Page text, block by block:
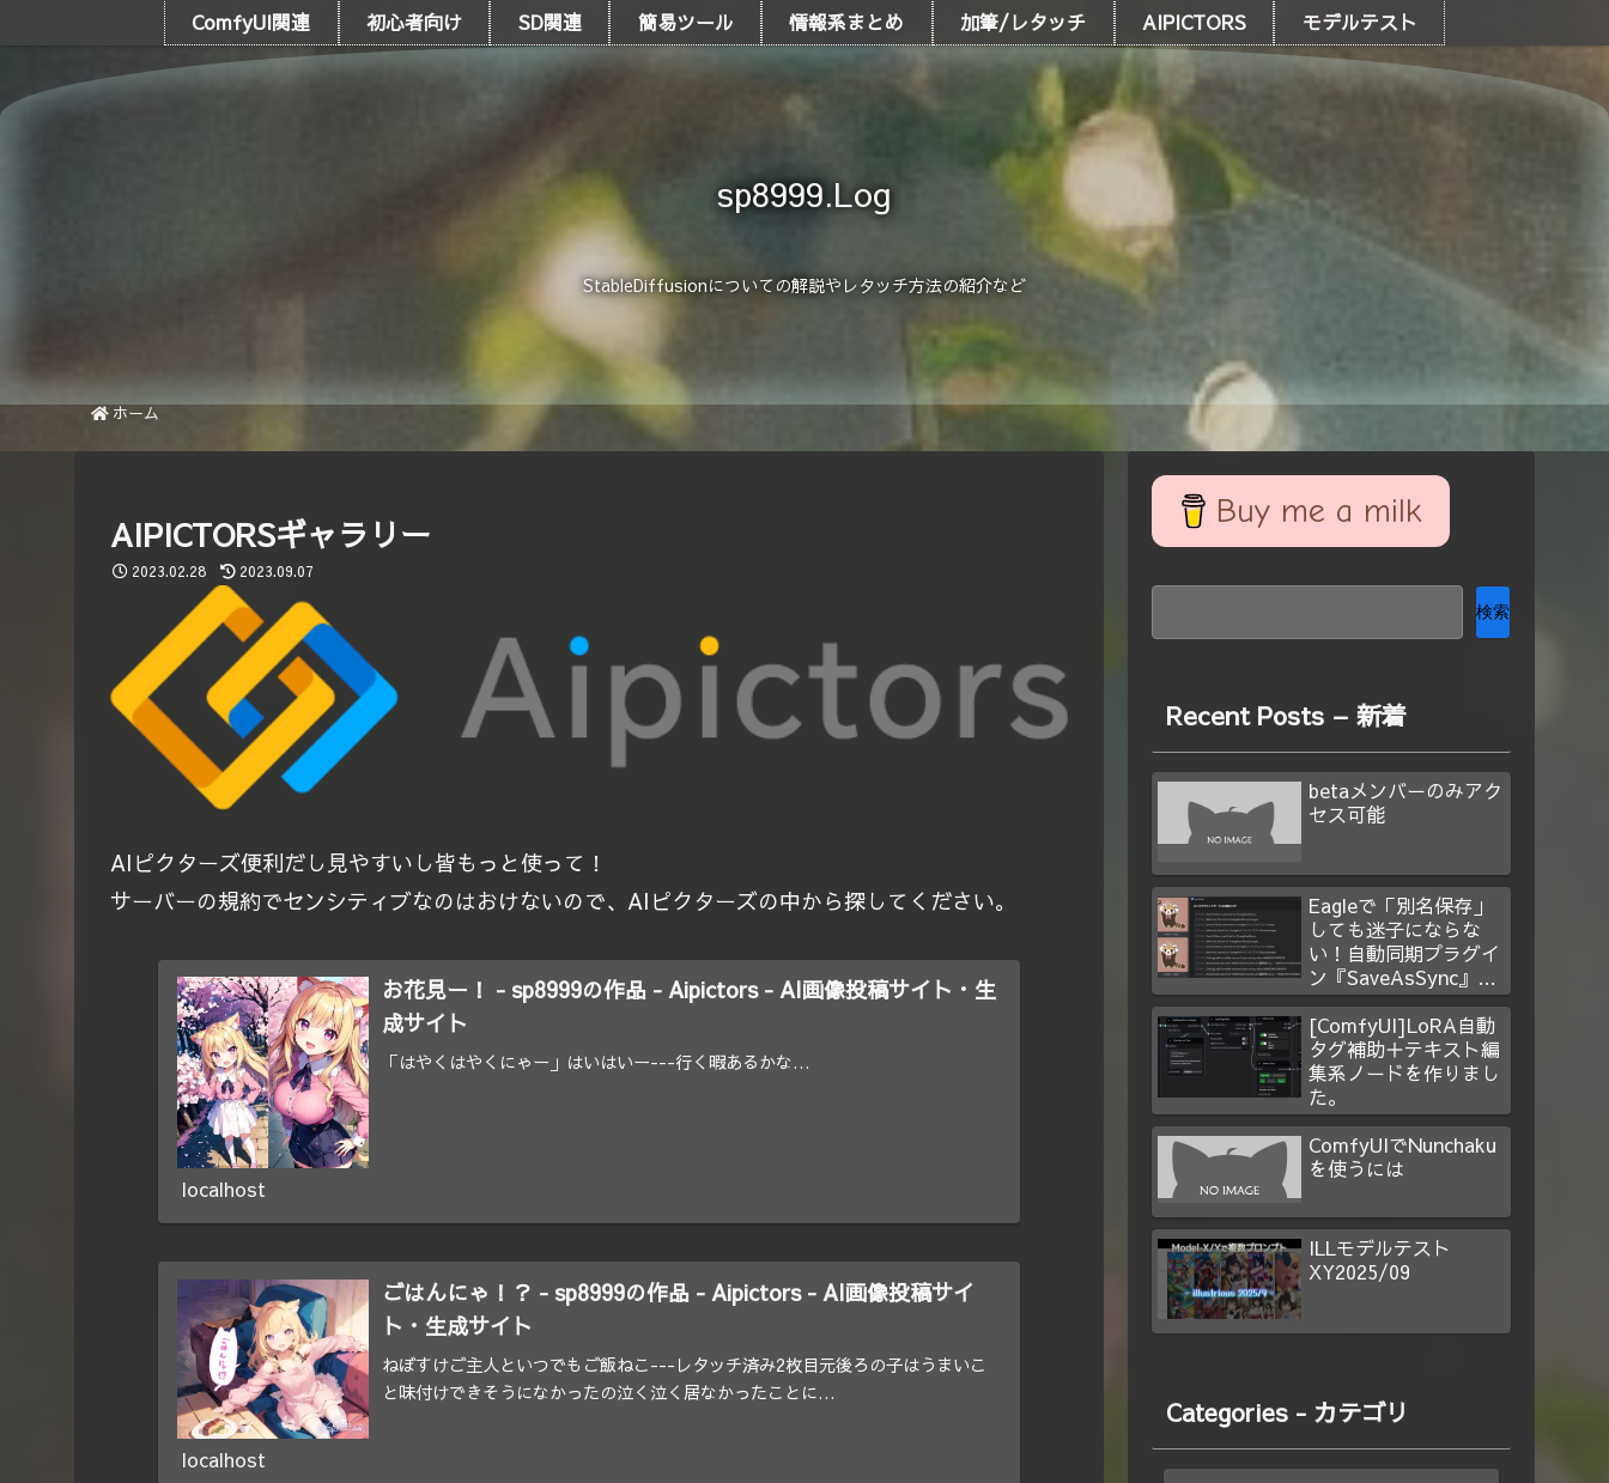
sp8999.Log
StableDiffusionについての解説やレタッチ方法の紹介など
ComfyUI関連 初心者向け SD関連 簡易ツール 情報系まとめ 加筆/レタッチ AIPICTORS モデルテスト
ホーム
AIPICTORSギャラリー
2023.02.28 2023.09.07
AIピクターズ便利だし見やすいし皆もっと使って！
サーバーの規約でセンシティブなのはおけないので、AIピクターズの中から探してください。
お花見ー！ - sp8999の作品 - Aipictors - AI画像投稿サイト・生
成サイト
「はやくはやくにゃー」はいはいー---行く暇あるかな…
localhost
ごはんにゃ！？ - sp8999の作品 - Aipictors - AI画像投稿サイ
ト・生成サイト
ねぼすけご主人といつでもご飯ねこ---レタッチ済み2枚目元後ろの子はうまいこ
と味付けできそうになかったの泣く泣く居なかったことに…
localhost
Buy me a milk
検索
Recent Posts – 新着
betaメンバーのみアク
セス可能
Eagleで「別名保存」
しても迷子にならな
い！自動同期プラグイ
ン『SaveAsSync』を
作った
[ComfyUI]LoRA自動
タグ補助＋テキスト編
集系ノードを作りまし
た。
ComfyUIでNunchaku
を使うには
ILLモデルテスト
XY2025/09
Categories - カテゴリ